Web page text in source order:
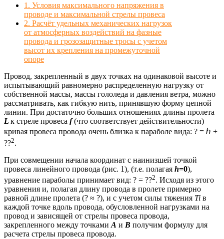
1. Условия максимального напряжения в
проводе и максимальной стрелы провеса
2. Расчёт удельных механических нагрузок
от атмосферных воздействий на фазные
провода и грозозащитные тросы с учетом
высот их крепления на промежуточной
опоре
Провод, закрепленный в двух точках на одинаковой высоте и
испытывающий равномерно распределенную нагрузку от
собственной массы, массы гололеда и давления ветра, можно
рассматривать, как гибкую нить, принявшую форму цепной
линии. При достаточно больших отношениях длины пролета
L к стреле провеса f(что соответствует действительности)
кривая провеса провода очень близка к параболе вида: ? = ℎ +
??2.
При совмещении начала координат с наинизшей точкой
провеса линейного провода (рис. 1), (т.е. полагая h=0),
уравнение параболы принимает вид: ? = ??2. Исходя из этого
уравнения и, полагая длину провода в пролете примерно
равной длине пролета (? ≈ ?), и с учетом силы тяжения Ti в
каждой точке вдоль провода, обусловленной нагрузками на
провод и зависящей от стрелы провеса провода,
закрепленного между точкамиА и В получим формулу для
расчета стрелы провеса провода.